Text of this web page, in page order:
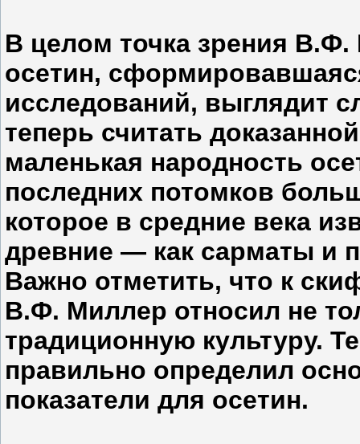
В целом точка зрения
осетин,
исследований, выглядит
теперь считать
маленькая народность
последних потомков
которое в средние века
древние — как сарматы и
Важно отметить, что к
В.Ф. Миллер относил не
традиционную культуру.
правильно определил
показатели для осетин.